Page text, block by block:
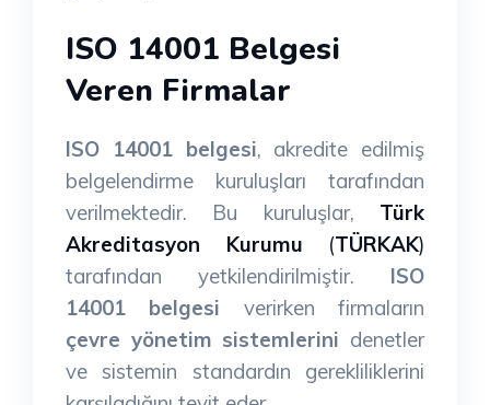
ISO 14001 Belgesi
Veren Firmalar
ISO 14001 belgesi, akredite edilmiş
belgelendirme kuruluşları tarafından
verilmektedir. Bu kuruluşlar, Türk
Akreditasyon Kurumu (TÜRKAK)
tarafından yetkilendirilmiştir. ISO
14001 belgesi verirken firmaların
çevre yönetim sistemlerini denetler
ve sistemin standardın gerekliliklerini